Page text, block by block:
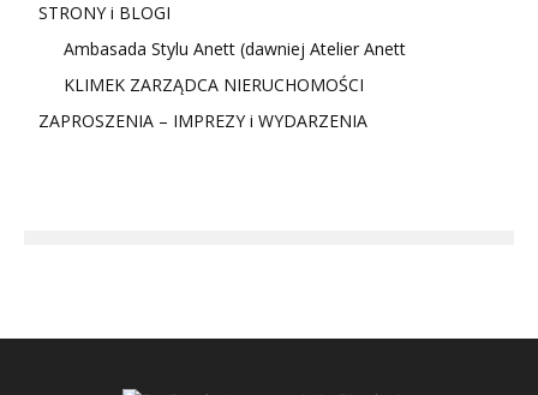
STRONY i BLOGI
Ambasada Stylu Anett (dawniej Atelier Anett
KLIMEK ZARZĄDCA NIERUCHOMOŚCI
ZAPROSZENIA – IMPREZY i WYDARZENIA